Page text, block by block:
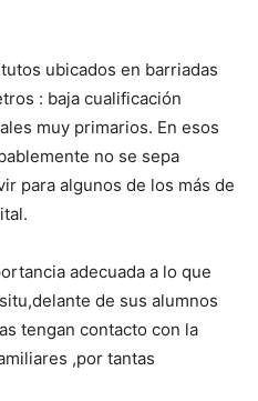
ubicados en barriadas
: baja cualificación
muy primarios. En esos
no se sepa
para algunos de los más de
adecuada a lo que
de sus alumnos
tengan contacto con la
,por tantas